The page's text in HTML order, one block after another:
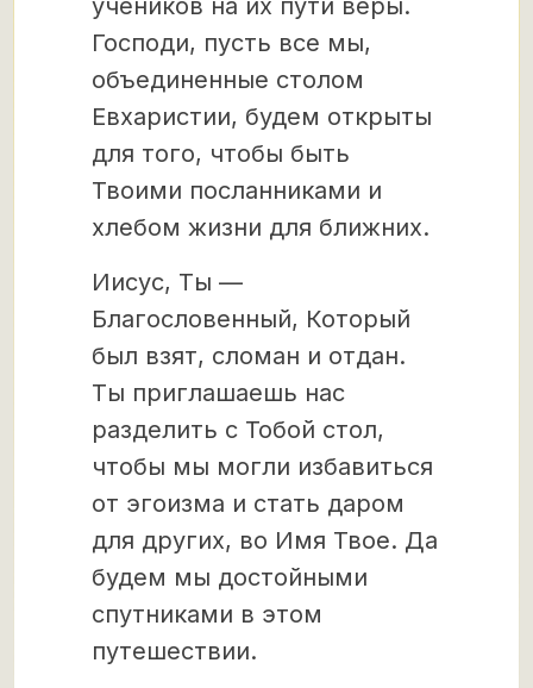
учеников на их пути веры.
Господи, пусть все мы,
объединенные столом
Евхаристии, будем открыты
для того, чтобы быть
Твоими посланниками и
хлебом жизни для ближних.
Иисус, Ты —
Благословенный, Который
был взят, сломан и отдан.
Ты приглашаешь нас
разделить с Тобой стол,
чтобы мы могли избавиться
от эгоизма и стать даром
для других, во Имя Твое. Да
будем мы достойными
спутниками в этом
путешествии.